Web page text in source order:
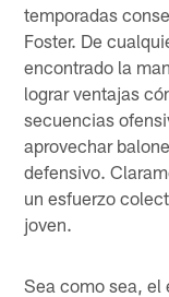
temporadas
Foster. De
encontrado la
lograr ventajas
secuencias
aprovechar
defensivo.
un esfuerzo
joven.
Sea como sea, el